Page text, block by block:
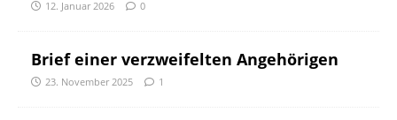
12. Januar 2026 0
Brief einer verzweifelten Angehörigen
23. November 2025 1